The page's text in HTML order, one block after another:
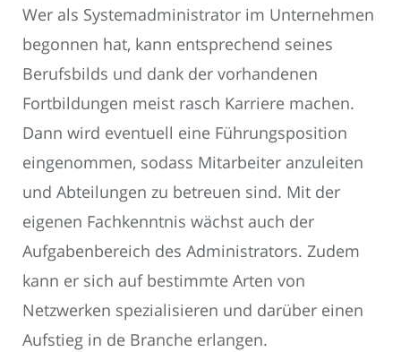
Wer als Systemadministrator im Unternehmen
begonnen hat, kann entsprechend seines
Berufsbilds und dank der vorhandenen
Fortbildungen meist rasch Karriere machen.
Dann wird eventuell eine Führungsposition
eingenommen, sodass Mitarbeiter anzuleiten
und Abteilungen zu betreuen sind. Mit der
eigenen Fachkenntnis wächst auch der
Aufgabenbereich des Administrators. Zudem
kann er sich auf bestimmte Arten von
Netzwerken spezialisieren und darüber einen
Aufstieg in de Branche erlangen.